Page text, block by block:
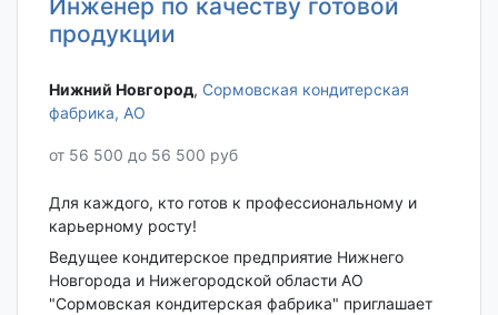
Инженер по качеству готовой
продукции
Нижний Новгород‎, Сормовская кондитерская
фабрика, АО
от 56 500 до 56 500 руб
Для каждого, кто готов к профессиональному и
карьерному росту!
Ведущее кондитерское предприятие Нижнего
Новгорода и Нижегородской области АО
"Сормовская кондитерская фабрика" приглашает